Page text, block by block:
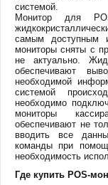
системой.
Монитор для
самым доступным
мониторы сняты с
не актуально.
обеспечивают
необходимой
системой
необходимо
мониторы
обеспечивают не
вводить все
команды при
необходимость
Где купить POS-